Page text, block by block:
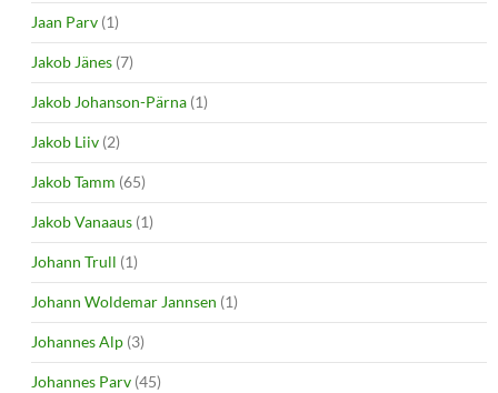
Jaan Parv (1)
Jakob Jänes (7)
Jakob Johanson-Pärna (1)
Jakob Liiv (2)
Jakob Tamm (65)
Jakob Vanaaus (1)
Johann Trull (1)
Johann Woldemar Jannsen (1)
Johannes Alp (3)
Johannes Parv (45)